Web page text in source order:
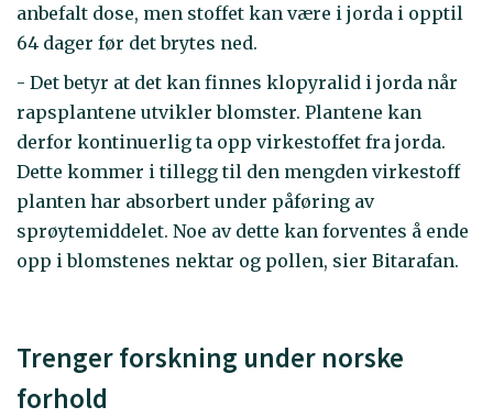
anbefalt dose, men stoffet kan være i jorda i opptil
64 dager før det brytes ned.
- Det betyr at det kan finnes klopyralid i jorda når
rapsplantene utvikler blomster. Plantene kan
derfor kontinuerlig ta opp virkestoffet fra jorda.
Dette kommer i tillegg til den mengden virkestoff
planten har absorbert under påføring av
sprøytemiddelet. Noe av dette kan forventes å ende
opp i blomstenes nektar og pollen, sier Bitarafan.
Trenger forskning under norske
forhold